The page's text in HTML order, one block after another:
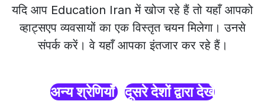
यदि आप Education Iran में खोज रहे हैं तो यहाँ आपको
व्हाट्सएप व्यवसायों का एक विस्तृत चयन मिलेगा। उनसे
संपर्क करें। वे यहाँ आपका इंतजार कर रहे हैं।
अन्य श्रेणियाँ दूसरे देशों द्वारा देखें